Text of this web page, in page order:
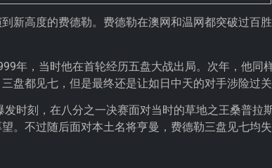
新高度的费德勒。费德勒在澳网和温网都突破过百
年，当时他在首轮经历五盘大战出局。次年，他同
盘都见七，但是最终还是让如日中天的对手涉险过关
时刻，在八分之一决赛面对当时的草地之王桑普拉
。不过随后面对本土名将亨曼，费德勒三盘见七均